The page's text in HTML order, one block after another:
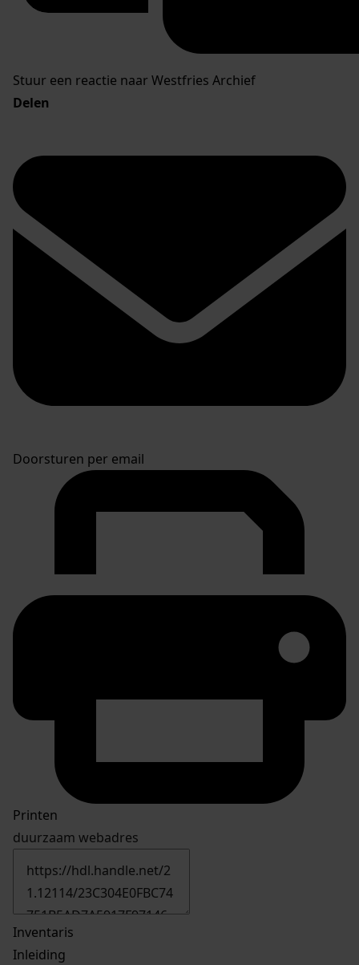
Stuur een reactie naar Westfries Archief
Delen
Doorsturen per email
Printen
duurzaam webadres
Inventaris
Inleiding